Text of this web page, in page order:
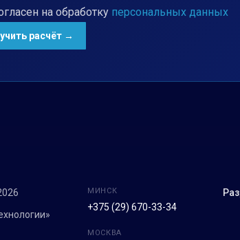
на обработку персональных данных
МИНСК
+375 (29) 670-33-34
МОСКВА